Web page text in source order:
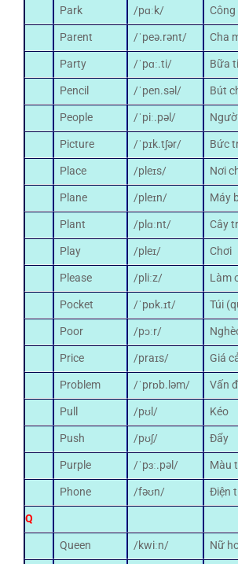
Park
/pɑːk/
Công
Parent
/ˈpeə.rənt/
Cha
Party
/ˈpɑː.ti/
Bữa
Pencil
/ˈpen.səl/
Bút
People
/ˈpiː.pəl/
Picture
/ˈpɪk.tʃər/
Bức
Place
/pleɪs/
Nơi
Plane
/pleɪn/
Máy
Plant
/plɑːnt/
Cây
Play
/pleɪ/
Chơi
Please
/pliːz/
Làm
Pocket
/ˈpɒk.ɪt/
Túi
Poor
/pɔːr/
Price
/praɪs/
Giá
Problem
/ˈprɒb.ləm/
Vấn
Pull
/pʊl/
Kéo
Push
/pʊʃ/
Đẩy
Purple
/ˈpɜː.pəl/
Màu
Phone
/fəʊn/
Điện
Q
Queen
/kwiːn/
Nữ